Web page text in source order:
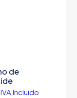
de
IVA Incluido